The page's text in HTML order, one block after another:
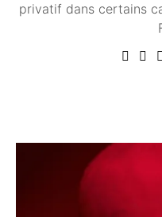
privatif dans certains